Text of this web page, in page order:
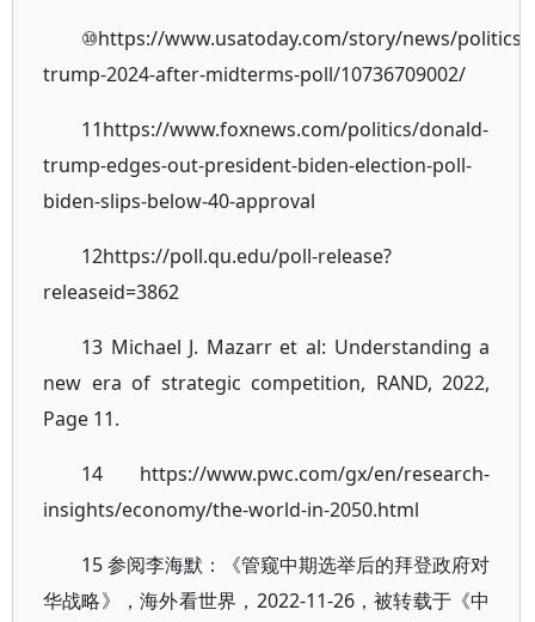
⑩https://www.usatoday.com/story/news/politics/
trump-2024-after-midterms-poll/10736709002/
11https://www.foxnews.com/politics/donald-
trump-edges-out-president-biden-election-poll-
biden-slips-below-40-approval
12https://poll.qu.edu/poll-release?
releaseid=3862
13 Michael J. Mazarr et al: Understanding a
new era of strategic competition, RAND, 2022,
Page 11.
14 https://www.pwc.com/gx/en/research-
insights/economy/the-world-in-2050.html
15 参阅李海默：《管窥中期选举后的拜登政府对
华战略》，海外看世界，2022-11-26，被转载于《中